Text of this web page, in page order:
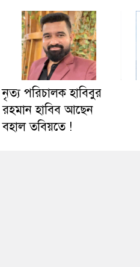
নৃত্য পরিচালক হাবিবুর
রহমান হাবিব আছেন
বহাল তবিয়তে !